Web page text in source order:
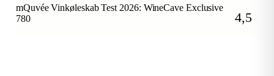
mQuvée Vinkøleskab Test 2026: WineCave Exclusive
780
4,5